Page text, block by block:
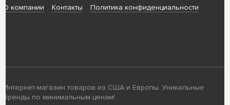
О компании Контакты Политика конфиденциальности
Интернет-магазин товаров из США и Европы. Уникальные
бренды по минимальным ценам!